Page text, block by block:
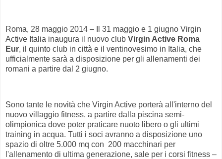
Roma, 28 maggio 2014 – Il 31 maggio e 1 giugno Virgin
Active Italia inaugura il nuovo club Virgin Active Roma
Eur, il quinto club in città e il ventinovesimo in Italia, che
ufficialmente sarà a disposizione per gli allenamenti dei
romani a partire dal 2 giugno.
Sono tante le novità che Virgin Active porterà all'interno del
nuovo villaggio fitness, a partire dalla piscina semi-
olimpionica dove poter praticare nuoto libero o gli ultimi
training in acqua. Tutti i soci avranno a disposizione uno
spazio di oltre 5.000 mq con 200 macchinari per
l'allenamento di ultima generazione, sale per i corsi fitness –